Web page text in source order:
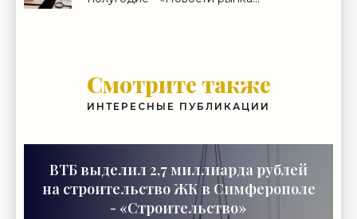
Смотрите также
ИНТЕРЕСНЫЕ ПУБЛИКАЦИИ
ВТБ выделил 2,7 миллиарда рублей
на строительство ЖК в Симферополе
- «Строительство»